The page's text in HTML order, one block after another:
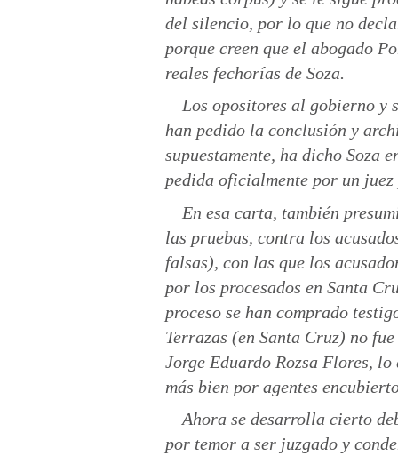
del silencio, por lo que no
porque creen que el abogado
reales fechorías de Soza.
Los opositores al gobierno y
han pedido la conclusión y
supuestamente, ha dicho Soza
pedida oficialmente por un juez
En esa carta, también
las pruebas, contra los
falsas), con las que los
por los procesados en Santa
proceso se han comprado
Terrazas (en Santa Cruz) no
Jorge Eduardo Rozsa Flores,
más bien por agentes
Ahora se desarrolla cierto
por temor a ser juzgado y